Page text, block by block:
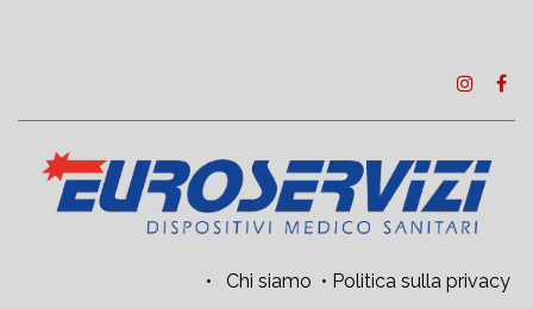
• Chi siamo • Politica sulla privacy